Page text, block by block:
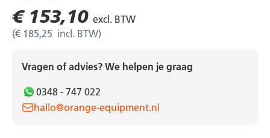
€ 185,25
€ 153,10
Vragen of advies? We helpen je graag
0348 - 747 022
hallo@orange-equipment.nl